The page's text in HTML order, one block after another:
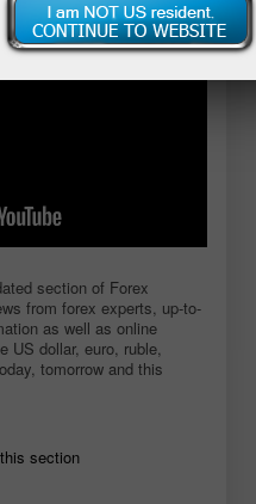
section of Forex
from forex experts, up-to-
as well as online
US dollar, euro, ruble,
tomorrow and this
section